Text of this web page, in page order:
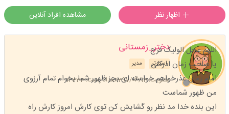
مشاهده افراد آنلاین
دختر_زمستانی
مدیر استارتر
عضویت: 1397/06/13 تعداد پست: 12333
اللهم عجل الولیک فرج
یا صاحب زمان ادرکنی
امام زمان عذرخواهم خواسته ای بجز ظهور شما بخوام تمام آرزوی
من ظهور شماست
این بنده خدا مد نظر رو گشایش کن توی کارش امروز کارش راه